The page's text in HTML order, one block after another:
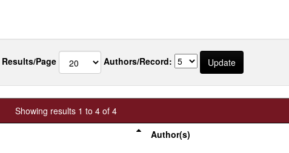
Results/Page Authors/Record:
Showing results 1 to 4 of 4
Author(s)